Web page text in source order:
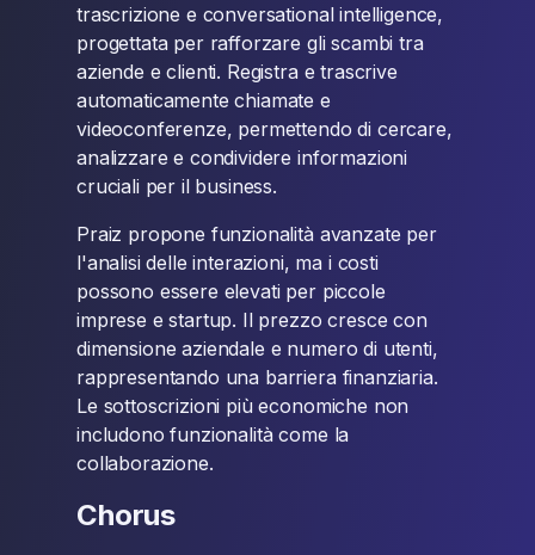
trascrizione e conversational intelligence,
progettata per rafforzare gli scambi tra
aziende e clienti. Registra e trascrive
automaticamente chiamate e
videoconferenze, permettendo di cercare,
analizzare e condividere informazioni
cruciali per il business.
Praiz propone funzionalità avanzate per
l'analisi delle interazioni, ma i costi
possono essere elevati per piccole
imprese e startup. Il prezzo cresce con
dimensione aziendale e numero di utenti,
rappresentando una barriera finanziaria.
Le sottoscrizioni più economiche non
includono funzionalità come la
collaborazione.
Chorus